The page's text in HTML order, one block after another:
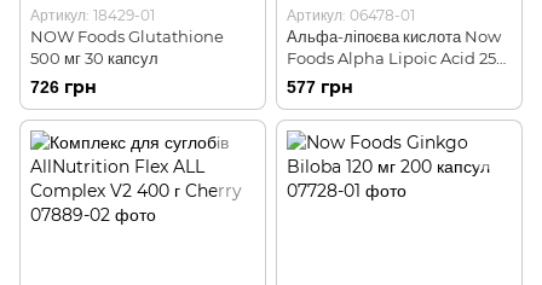
Артикул: 18429-01
NOW Foods Glutathione
500 мг 30 капсул
726 грн
Артикул: 06478-01
Альфа-ліпоєва кислота Now
Foods Alpha Lipoic Acid 250
мг 60 капсул
577 грн